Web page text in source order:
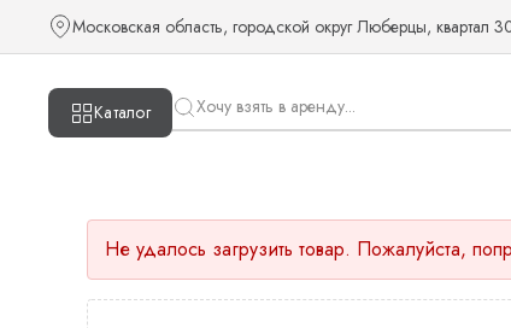
Московская область, городской округ Люберцы, квартал
Каталог
Не удалось загрузить товар. Пожалуйста,